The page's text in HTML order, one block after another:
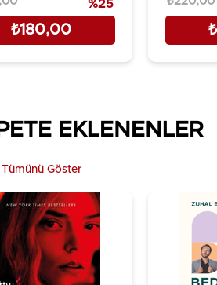
₺180,00
%25
EKLENENLER
Tümünü Göster